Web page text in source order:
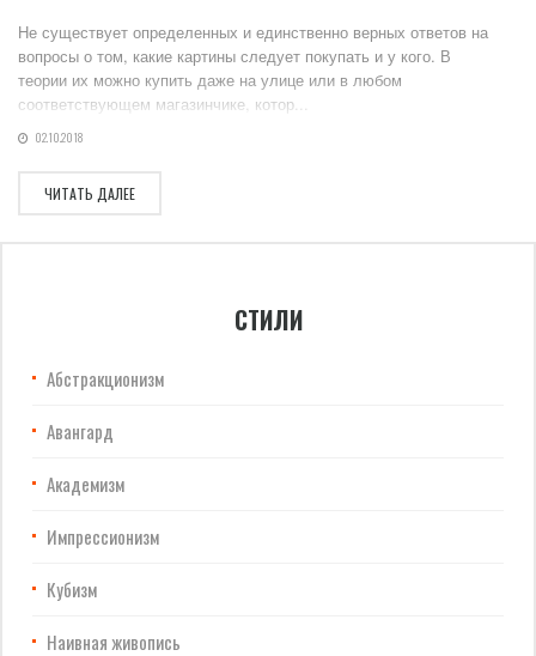
Не существует определенных и единственно верных ответов на
вопросы о том, какие картины следует покупать и у кого. В
теории их можно купить даже на улице или в любом
соответствующем магазинчике, котор...
02.10.2018
ЧИТАТЬ ДАЛЕЕ
СТИЛИ
Абстракционизм
Авангард
Академизм
Импрессионизм
Кубизм
Наивная живопись